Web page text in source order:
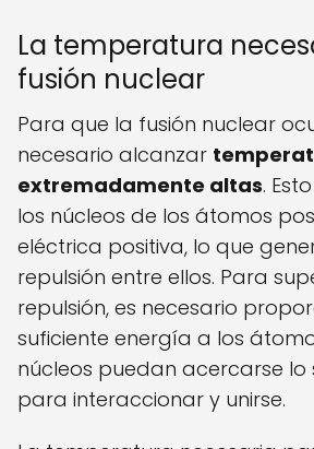
La temperatura
fusión nuclear
Para que la fusión nuclear
necesario alcanzar
extremadamente altas.
los núcleos de los átomos
eléctrica positiva, lo que
repulsión entre ellos. Para
repulsión, es necesario
suficiente energía a los
núcleos puedan acercarse lo
para interaccionar y unirse.